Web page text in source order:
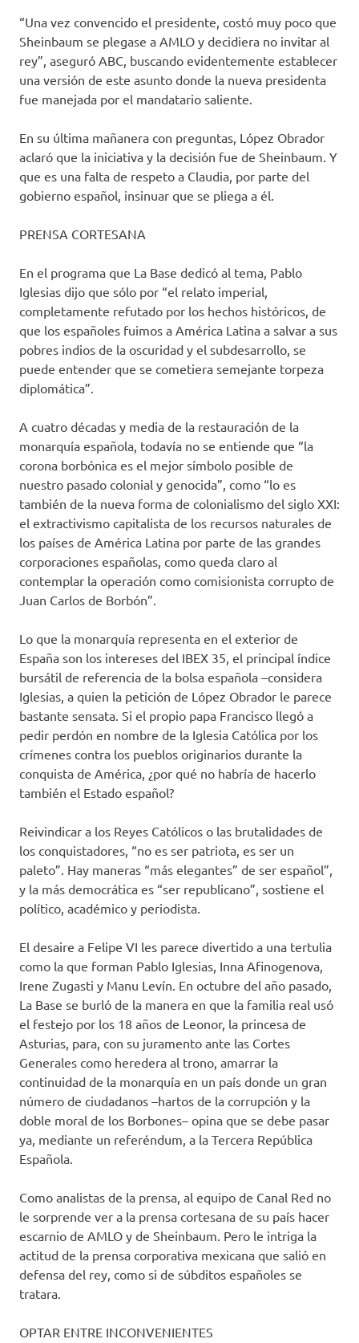
“Una vez convencido el presidente, costó muy poco que
Sheinbaum se plegase a AMLO y decidiera no invitar al
rey”, aseguró ABC, buscando evidentemente establecer
una versión de este asunto donde la nueva presidenta
fue manejada por el mandatario saliente.
En su última mañanera con preguntas, López Obrador
aclaró que la iniciativa y la decisión fue de Sheinbaum. Y
que es una falta de respeto a Claudia, por parte del
gobierno español, insinuar que se pliega a él.
PRENSA CORTESANA
En el programa que La Base dedicó al tema, Pablo
Iglesias dijo que sólo por “el relato imperial,
completamente refutado por los hechos históricos, de
que los españoles fuimos a América Latina a salvar a sus
pobres indios de la oscuridad y el subdesarrollo, se
puede entender que se cometiera semejante torpeza
diplomática”.
A cuatro décadas y media de la restauración de la
monarquía española, todavía no se entiende que “la
corona borbónica es el mejor símbolo posible de
nuestro pasado colonial y genocida”, como “lo es
también de la nueva forma de colonialismo del siglo XXI:
el extractivismo capitalista de los recursos naturales de
los países de América Latina por parte de las grandes
corporaciones españolas, como queda claro al
contemplar la operación como comisionista corrupto de
Juan Carlos de Borbón”.
Lo que la monarquía representa en el exterior de
España son los intereses del IBEX 35, el principal índice
bursátil de referencia de la bolsa española –considera
Iglesias, a quien la petición de López Obrador le parece
bastante sensata. Si el propio papa Francisco llegó a
pedir perdón en nombre de la Iglesia Católica por los
crímenes contra los pueblos originarios durante la
conquista de América, ¿por qué no habría de hacerlo
también el Estado español?
Reivindicar a los Reyes Católicos o las brutalidades de
los conquistadores, “no es ser patriota, es ser un
paleto”. Hay maneras “más elegantes” de ser español”,
y la más democrática es “ser republicano”, sostiene el
político, académico y periodista.
El desaire a Felipe VI les parece divertido a una tertulia
como la que forman Pablo Iglesias, Inna Afinogenova,
Irene Zugasti y Manu Levín. En octubre del año pasado,
La Base se burló de la manera en que la familia real usó
el festejo por los 18 años de Leonor, la princesa de
Asturias, para, con su juramento ante las Cortes
Generales como heredera al trono, amarrar la
continuidad de la monarquía en un país donde un gran
número de ciudadanos –hartos de la corrupción y la
doble moral de los Borbones– opina que se debe pasar
ya, mediante un referéndum, a la Tercera República
Española.
Como analistas de la prensa, al equipo de Canal Red no
le sorprende ver a la prensa cortesana de su país hacer
escarnio de AMLO y de Sheinbaum. Pero le intriga la
actitud de la prensa corporativa mexicana que salió en
defensa del rey, como si de súbditos españoles se
tratara.
OPTAR ENTRE INCONVENIENTES